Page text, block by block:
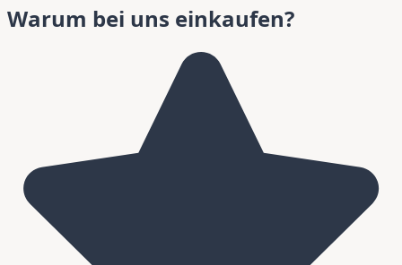
Warum bei uns einkaufen?